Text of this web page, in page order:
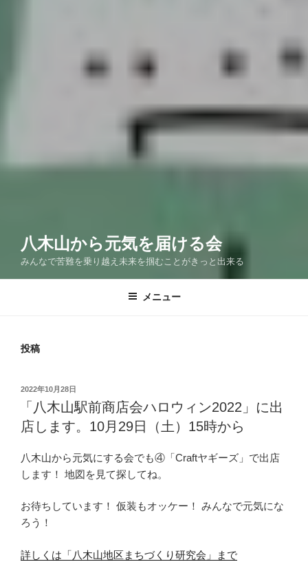
八木山から元気を届ける会
みんなで苦難を乗り越え未来を掴むことがきっと出来る
メニュー
投稿
投
2022年10月28日
「八木山駅前商店会ハロウィン2022」に出
店します。10月29日（土）15時から
八木山から元気にする会でも④「Craftヤギーズ」で出店
します！ 地図を見て探してね。
お待ちしています！ 仮装もオッケー！ みんなで元気にな
ろう！
詳しくは「八木山地区まちづくり研究会」まで